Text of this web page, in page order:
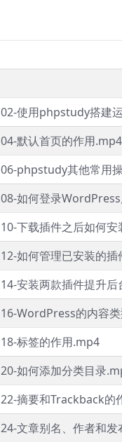
02-使用phpstudy搭建
04-默认首页的作用.mp4
06-phpstudy其他常用
08-如何登录
10-下载插件之后如何
12-如何管理已安装的
14-安装两款插件提升
16-WordPress的内容
18-标签的作用.mp4
20-如何添加分类目录
22-摘要和Trackback的
24-文章别名、作者和